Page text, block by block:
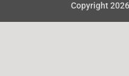
Copyright